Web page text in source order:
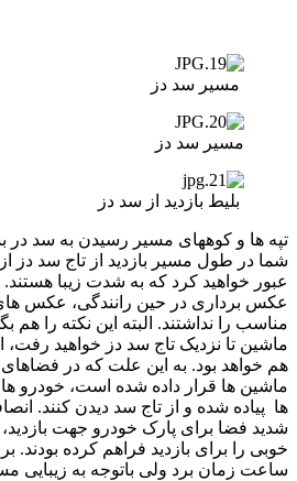
مسیر سد دز
مسیر سد دز
بلیط بازدید از سد دز
تپه ها و کوههای مسیر رسیدن به سد در
شما در طول مسیر بازدید از تاج سد دز
عبور خواهید کرد که به شدت زیبا هستند.
عکس برداری در حین رانندگی، عکس
مناسب را نداشتند. البته این نکته را هم
ماشین تا نزدیک تاج سد دز خواهید رفت،
هم خواهد بود. به این علت که در
ماشین ها قرار داده شده است، خودرو
ها پیاده شده و از تاج سد دیدن کنند.
شدید فضا برای پارک خودرو جهت
خوبی را برای بازدید فراهم کرده بودند.
ساعت زمان برد ولی باتوجه به زیبایی